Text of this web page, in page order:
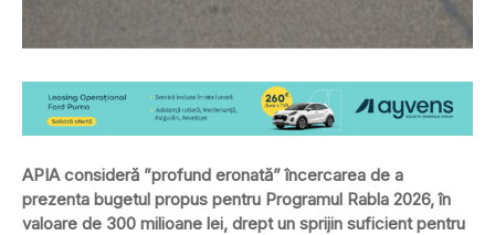
APIA consideră ”profund eronată” încercarea de a
prezenta bugetul propus pentru Programul Rabla 2026, în
valoare de 300 milioane lei, drept un sprijin suficient pentru